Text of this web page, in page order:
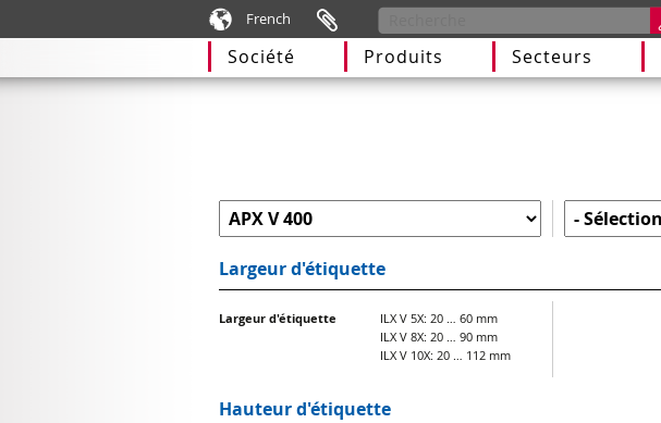
French
Société Produits Secteurs
Largeur d'étiquette
Largeur d'étiquette
ILX V 5X: 20 … 60 mm
ILX V 8X: 20 … 90 mm
ILX V 10X: 20 … 112 mm
Hauteur d'étiquette